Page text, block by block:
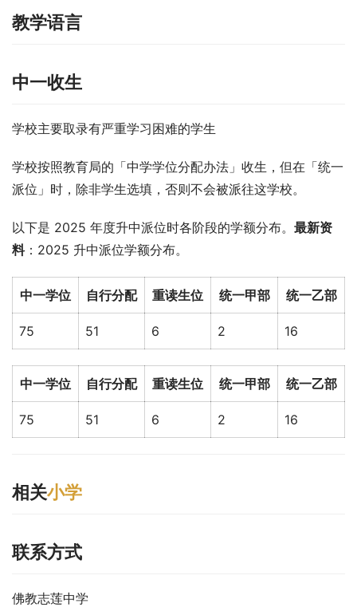
教学语言
中一收生
学校主要取录有严重学习困难的学生
学校按照教育局的「中学学位分配办法」收生，但在「统一
派位」时，除非学生选填，否则不会被派往这学校。
以下是 2025 年度升中派位时各阶段的学额分布。 最新资
料：2025 升中派位学额分布。
中一学位 自行分配 重读生位 统一甲部 统一乙部
75 51 6 2 16
中一学位 自行分配 重读生位 统一甲部 统一乙部
75 51 6 2 16
相关小学
联系方式
佛教志莲中学